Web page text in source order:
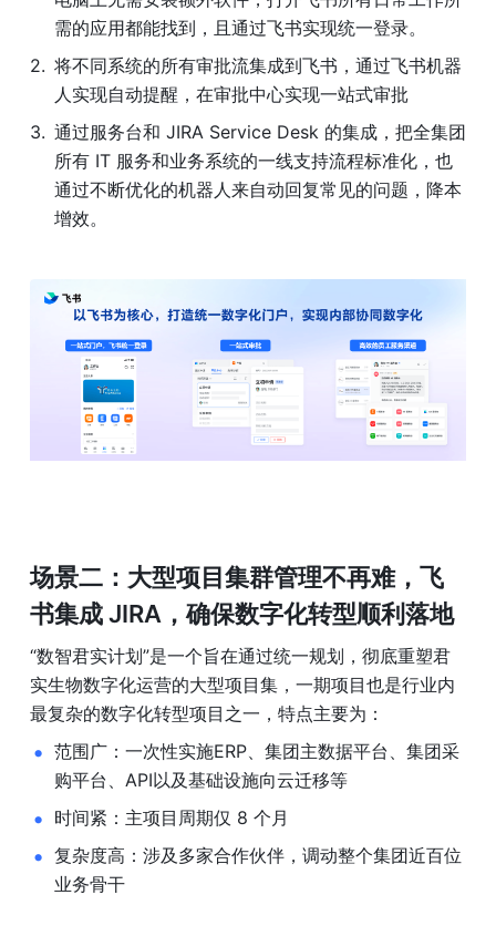
需的应用都能找到，且通过飞书实现统一登录。
将不同系统的所有审批流集成到飞书，通过飞书机器
人实现自动提醒，在审批中心实现一站式审批
通过服务台和 JIRA Service Desk 的集成，把全集团
所有 IT 服务和业务系统的一线支持流程标准化，也
通过不断优化的机器人来自动回复常见的问题，降本
增效。
场景二：大型项目集群管理不再难，飞
书集成 JIRA，确保数字化转型顺利落地
“数智君实计划”是一个旨在通过统一规划，彻底重塑君
实生物数字化运营的大型项目集，一期项目也是行业内
最复杂的数字化转型项目之一，特点主要为：
范围广：一次性实施ERP、集团主数据平台、集团采
购平台、API以及基础设施向云迁移等
时间紧：主项目周期仅 8 个月
复杂度高：涉及多家合作伙伴，调动整个集团近百位
业务骨干